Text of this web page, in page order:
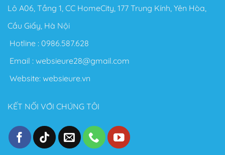
Lô A06, Tầng 1, CC HomeCity, 177 Trung Kính, Yên Hòa,
Cầu Giấy, Hà Nội
Hotline : 0986.587.628
Email : websieure28@gmail.com
Website: websieure.vn
KẾT NỐI VỚI CHÚNG TÔI